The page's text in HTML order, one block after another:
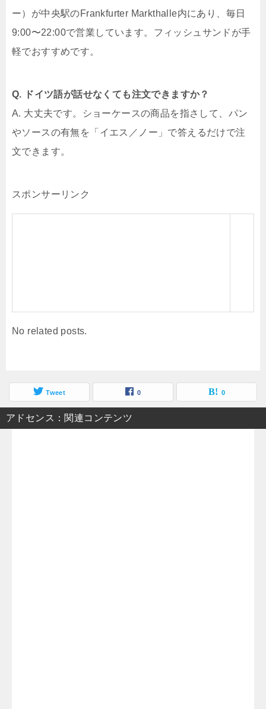
ー）が中央駅のFrankfurter Markthalle内にあり、毎日
9:00〜22:00で営業しています。フィッシュサンドが手
軽でおすすめです。
Q. ドイツ語が話せなくても注文できますか？
A. 大丈夫です。ショーケースの商品を指さして、パン
やソースの有無を「イエス／ノー」で答えるだけで注
文できます。
スポンサーリンク
No related posts.
Tweet 0 0
アドセンス：関連コンテンツ